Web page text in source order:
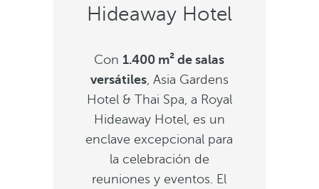
Hideaway Hotel
Con 1.400 m² de salas
versátiles, Asia Gardens
Hotel & Thai Spa, a Royal
Hideaway Hotel, es un
enclave excepcional para
la celebración de
reuniones y eventos. El